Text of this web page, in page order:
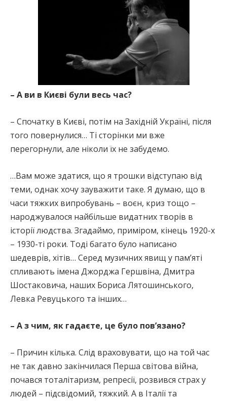
– А ви в Києві були весь час?
– Спочатку в Києві, потім на Західній Україні, після
того повернулися… Ті сторінки ми вже
перегорнули, але ніколи їх не забудемо.
…Вам може здатися, що я трошки відступаю від
теми, однак хочу зауважити таке. Я думаю, що в
часи тяжких випробувань – воєн, криз тощо –
народжувалося найбільше видатних творів в
історії людства. Згадаймо, приміром, кінець 1920-х
– 1930-ті роки. Тоді багато було написано
шедеврів, хітів… Серед музичних явищ у пам’яті
спливають імена Джорджа Гершвіна, Дмитра
Шостаковича, наших Бориса Лятошинського,
Левка Ревуцького та інших…
– А з чим, як гадаєте, це було пов’язано?
– Причин кілька. Слід враховувати, що на той час
не так давно закінчилася Перша світова війна,
почався тоталітаризм, репресії, розвився страх у
людей – підсвідомий, тяжкий. А в Італії та